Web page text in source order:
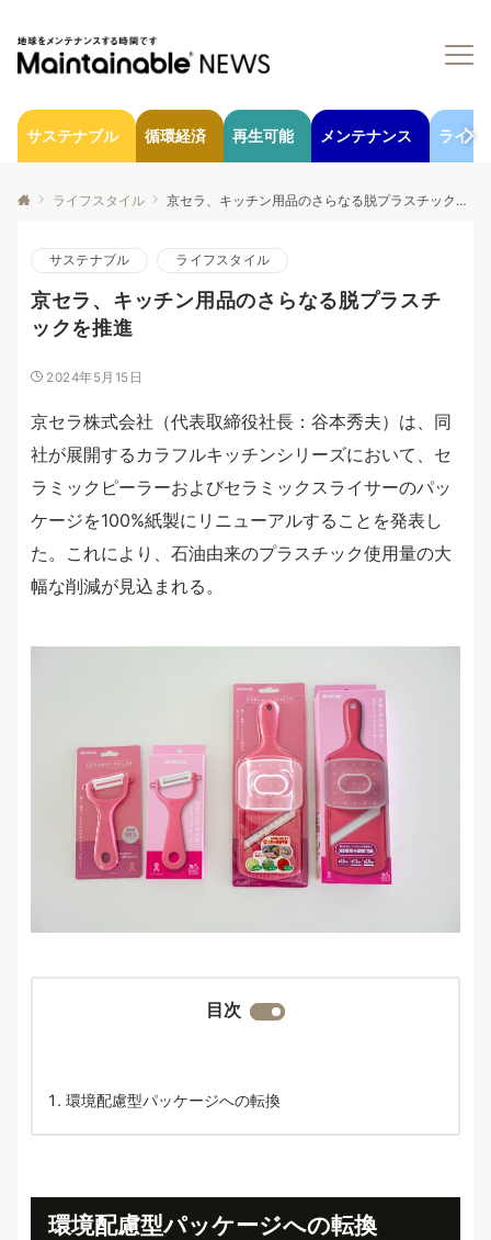
サステナブル 循環経済 再生可能 メンテナンス ライフ
ライフスタイル 京セラ、キッチン用品のさらなる脱プラスチックを推進
サステナブル ライフスタイル
京セラ、キッチン用品のさらなる脱プラスチ
ックを推進
2024年5月15日
京セラ株式会社（代表取締役社長：谷本秀夫）は、同
社が展開するカラフルキッチンシリーズにおいて、セ
ラミックピーラーおよびセラミックスライサーのパッ
ケージを100%紙製にリニューアルすることを発表し
た。これにより、石油由来のプラスチック使用量の大
幅な削減が見込まれる。
目次
環境配慮型パッケージへの転換
環境配慮型パッケージへの転換